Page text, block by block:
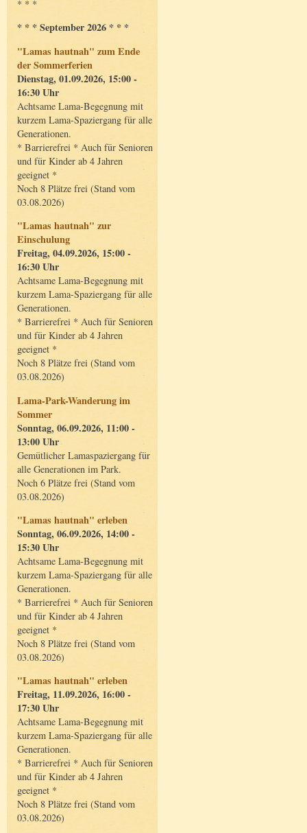
* * *
* * * September 2026 * * *
"Lamas hautnah" zum Ende
der Sommerferien
Dienstag, 01.09.2026, 15:00 -
16:30 Uhr
Achtsame Lama-Begegnung mit
kurzem Lama-Spaziergang für alle
Generationen.
* Barrierefrei * Auch für Senioren
und für Kinder ab 4 Jahren
geeignet *
Noch 8 Plätze frei (Stand vom
03.08.2026)
"Lamas hautnah" zur
Einschulung
Freitag, 04.09.2026, 15:00 -
16:30 Uhr
Achtsame Lama-Begegnung mit
kurzem Lama-Spaziergang für alle
Generationen.
* Barrierefrei * Auch für Senioren
und für Kinder ab 4 Jahren
geeignet *
Noch 8 Plätze frei (Stand vom
03.08.2026)
Lama-Park-Wanderung im
Sommer
Sonntag, 06.09.2026, 11:00 -
13:00 Uhr
Gemütlicher Lamaspaziergang für
alle Generationen im Park.
Noch 6 Plätze frei (Stand vom
03.08.2026)
"Lamas hautnah" erleben
Sonntag, 06.09.2026, 14:00 -
15:30 Uhr
Achtsame Lama-Begegnung mit
kurzem Lama-Spaziergang für alle
Generationen.
* Barrierefrei * Auch für Senioren
und für Kinder ab 4 Jahren
geeignet *
Noch 8 Plätze frei (Stand vom
03.08.2026)
"Lamas hautnah" erleben
Freitag, 11.09.2026, 16:00 -
17:30 Uhr
Achtsame Lama-Begegnung mit
kurzem Lama-Spaziergang für alle
Generationen.
* Barrierefrei * Auch für Senioren
und für Kinder ab 4 Jahren
geeignet *
Noch 8 Plätze frei (Stand vom
03.08.2026)